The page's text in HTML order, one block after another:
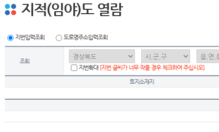
지적(임야)도 열람
지번입력조회 도로명주소입력조회
조회
지번확대 [지번 글씨가 너무 작을 경우 체크하여 주십시오]
토지소재지